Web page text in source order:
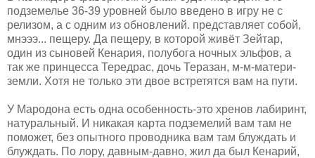
подземелье 36-39 уровней было введено в игру не с
релизом, а с одним из обновлений. представляет собой,
мнэээ... пещеру. Да пещеру, в которой живёт Зейтар,
один из сыновей Кенария, полубога ночных эльфов, а
так же принцесса Тередрас, дочь Теразан, м-м-матери-
земли. Хотя не только эти двое встретятся вам на пути.
У Мародона есть одна особенность-это хренов лабиринт,
натуральный. И никакая карта подземелий вам там не
поможет, без опытного проводника вам там блуждать и
блуждать. По лору, давным-давно, жил да был Кенарий,